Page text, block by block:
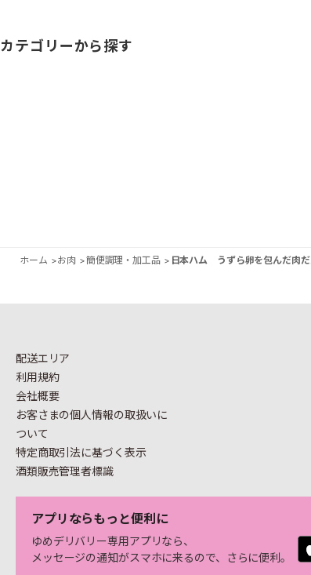
カテゴリーから探す
ホーム >お肉 >簡便調理・加工品 > 日本ハム うずら卵を包んだ肉
配送エリア
利用規約
会社概要
お客さまの個人情報の取扱いに
ついて
特定商取引法に基づく表示
酒類販売管理者標識
アプリならもっと便利に
ゆめデリバリー専用アプリなら、
メッセージの通知がスマホに来るので、さらに便利。